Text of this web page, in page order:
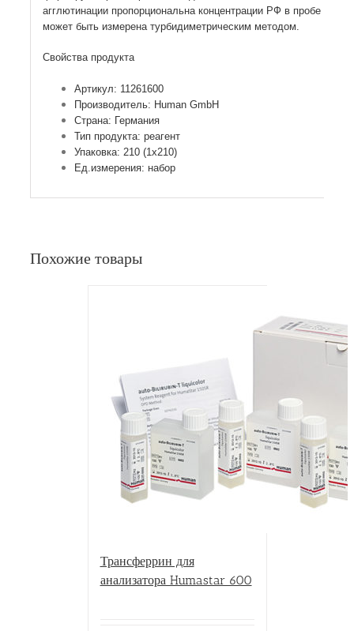
агглютинации пропорциональна концентрации РФ в пробе и
может быть измерена турбидиметрическим методом.
Свойства продукта
Артикул: 11261600
Производитель: Human GmbH
Страна: Германия
Тип продукта: реагент
Упаковка: 210 (1х210)
Ед.измерения: набор
Похожие товары
Трансферрин для
анализатора Humastar 600